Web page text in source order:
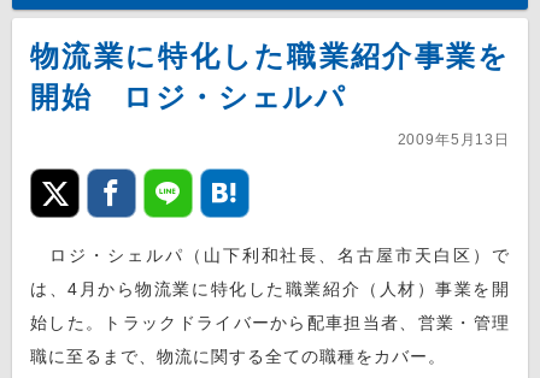
物流業に特化した職業紹介事業を
開始 ロジ・シェルパ
2009年5月13日
ロジ・シェルパ（山下利和社長、名古屋市天白区）で
は、4月から物流業に特化した職業紹介（人材）事業を開
始した。トラックドライバーから配車担当者、営業・管理
職に至るまで、物流に関する全ての職種をカバー。